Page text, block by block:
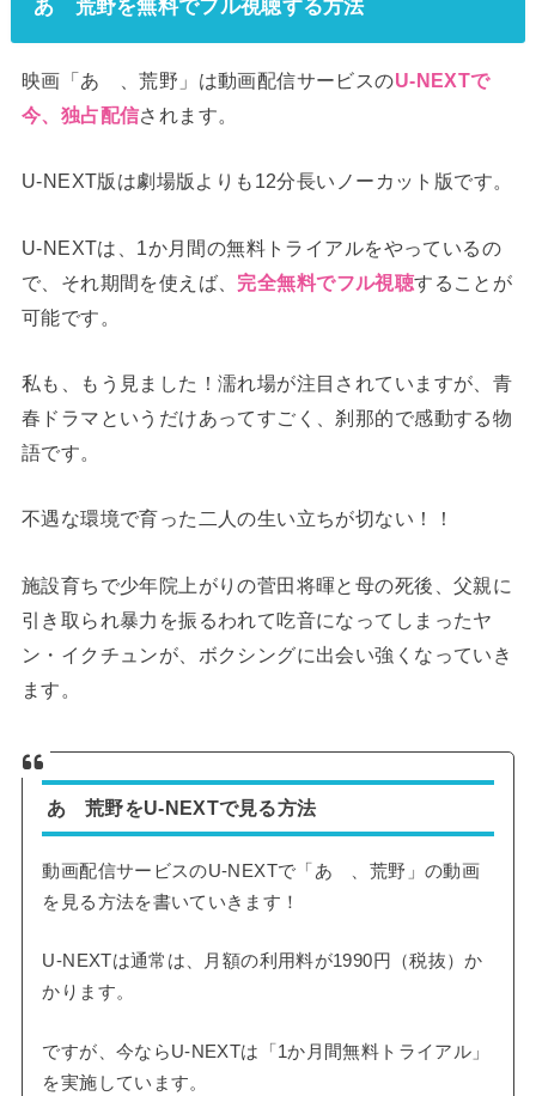
あゝ荒野を無料でフル視聴する方法
映画「あゝ、荒野」は動画配信サービスのU-NEXTで
今、独占配信されます。
U-NEXT版は劇場版よりも12分長いノーカット版です。
U-NEXTは、1か月間の無料トライアルをやっているの
で、それ期間を使えば、 完全無料でフル視聴することが
可能です。
私も、もう見ました！濡れ場が注目されていますが、青
春ドラマというだけあってすごく、刹那的で感動する物
語です。
不遇な環境で育った二人の生い立ちが切ない！！
施設育ちで少年院上がりの菅田将暉と母の死後、父親に
引き取られ暴力を振るわれて吃音になってしまったヤ
ン・イクチュンが、ボクシングに出会い強くなっていき
ます。
あゝ荒野をU-NEXTで見る方法
動画配信サービスのU-NEXTで「あゝ、荒野」の動画
を見る方法を書いていきます！
U-NEXTは通常は、月額の利用料が1990円（税抜）か
かります。
ですが、今ならU-NEXTは「1か月間無料トライアル」
を実施しています。